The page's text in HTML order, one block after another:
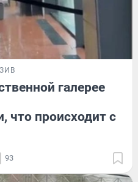
галерее
что происходит с
93